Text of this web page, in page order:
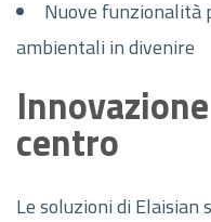
Nuove funzionalità
ambientali in divenire
centro
Le soluzioni di